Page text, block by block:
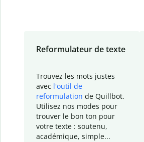
Reformulateur de texte
Trouvez les mots justes
avec l'outil de
reformulation de Quillbot.
Utilisez nos modes pour
trouver le bon ton pour
votre texte : soutenu,
académique, simple...